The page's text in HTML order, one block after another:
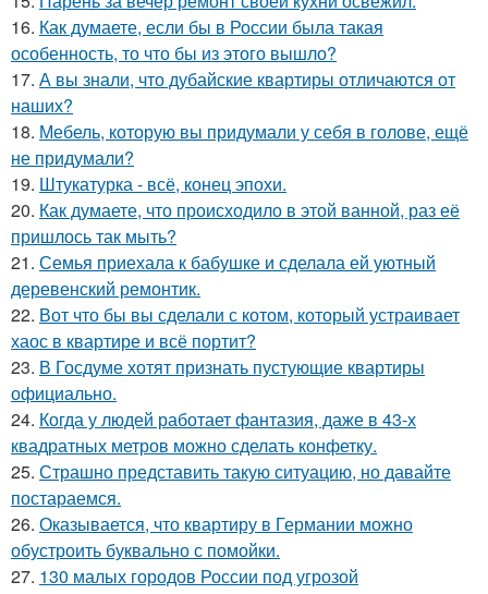
16. Как думаете, если бы в России была такая
особенность, то что бы из этого вышло?
17. А вы знали, что дубайские квартиры отличаются от
наших?
18. Мебель, которую вы придумали у себя в голове, ещё
не придумали?
19. Штукатурка - всё, конец эпохи.
20. Как думаете, что происходило в этой ванной, раз её
пришлось так мыть?
21. Семья приехала к бабушке и сделала ей уютный
деревенский ремонтик.
22. Вот что бы вы сделали с котом, который устраивает
хаос в квартире и всё портит?
23. В Госдуме хотят признать пустующие квартиры
официально.
24. Когда у людей работает фантазия, даже в 43-х
квадратных метров можно сделать конфетку.
25. Страшно представить такую ситуацию, но давайте
постараемся.
26. Оказывается, что квартиру в Германии можно
обустроить буквально с помойки.
27. 130 малых городов России под угрозой